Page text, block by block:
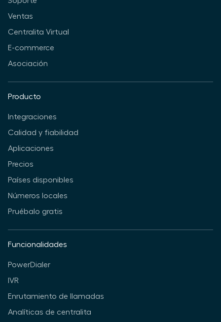
Ventas
Centralita Virtual
E-commerce
Asociación
Producto
Integraciones
Calidad y fiabilidad
Aplicaciones
Precios
Países disponibles
Números locales
Pruébalo gratis
Funcionalidades
PowerDialer
IVR
Enrutamiento de llamadas
Analíticas de centralita